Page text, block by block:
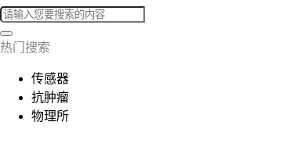
热门搜索
传感器
抗肿瘤
物理所